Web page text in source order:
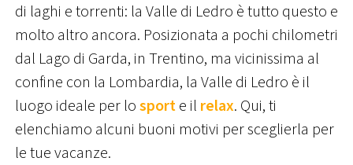
di laghi e torrenti: la Valle di Ledro è tutto questo e
molto altro ancora. Posizionata a pochi chilometri
dal Lago di Garda, in Trentino, ma vicinissima al
confine con la Lombardia, la Valle di Ledro è il
luogo ideale per losporte il relax. Qui, ti
elenchiamo alcuni buoni motivi per sceglierla per
le tue vacanze.